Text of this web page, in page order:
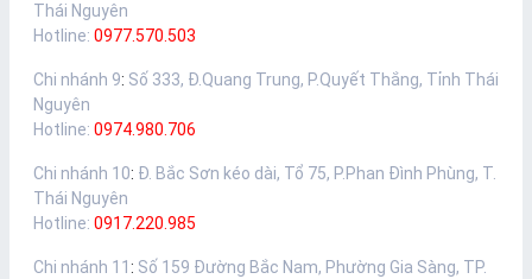
Thái Nguyên
Hotline: 0977.570.503
Chi nhánh 9: Số 333, Đ.Quang Trung, P.Quyết Thắng, Tỉnh Thái
Nguyên
Hotline: 0974.980.706
Chi nhánh 10: Đ. Bắc Sơn kéo dài, Tổ 75, P.Phan Đình Phùng, T.
Thái Nguyên
Hotline: 0917.220.985
Chi nhánh 11 : Số 159 Đường Bắc Nam, Phường Gia Sàng, TP.